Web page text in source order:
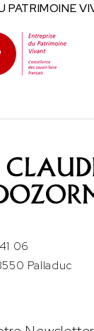
PATRIMOINE
06
Palladuc